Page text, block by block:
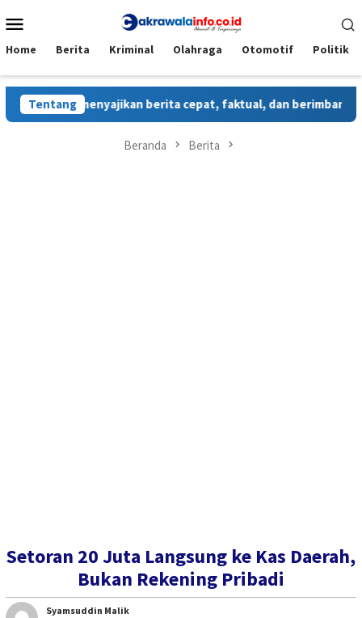
ke
Mobile
Home Berita Kriminal Olahraga Otomotif Politik
Tentang
yang menyajikan berita cepat, faktual, dan berimbang.
Beranda Berita
Setoran 20 Juta Langsung ke Kas Daerah,
Bukan Rekening Pribadi
Syamsuddin Malik